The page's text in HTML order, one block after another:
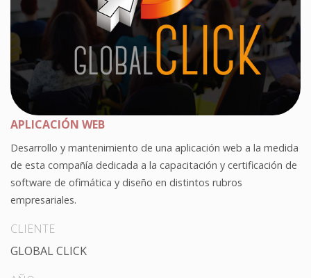
APLICACIÓN WEB
Desarrollo y mantenimiento de una aplicación web a la medida
de esta compañía dedicada a la capacitación y certificación de
software de ofimática y diseño en distintos rubros
empresariales.
CLIENTE
GLOBAL CLICK